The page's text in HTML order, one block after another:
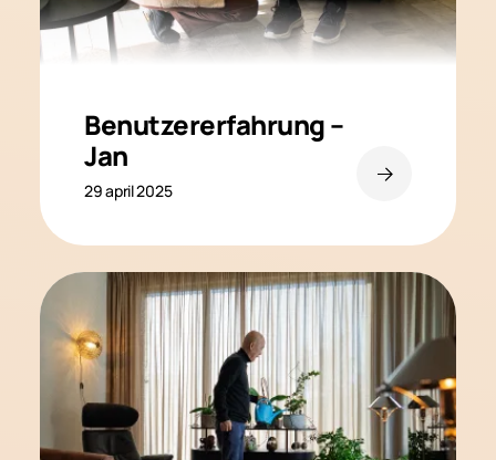
Benutzererfahrung –
Jan
29 april 2025